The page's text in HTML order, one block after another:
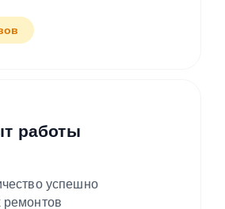
работы
успешно